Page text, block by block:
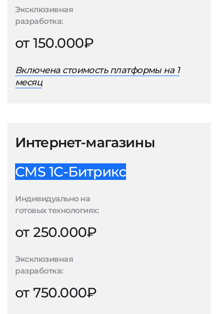
Эксклюзивная
разработка:
от 150.000₽
Включена стоимость платформы на 1
месяц
Интернет-магазины
CMS 1С-Битрикс
Индивидуально на
готовых технологиях:
от 250.000₽
Эксклюзивная
разработка:
от 750.000₽